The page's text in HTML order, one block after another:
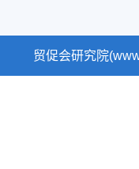
贸促会研究院